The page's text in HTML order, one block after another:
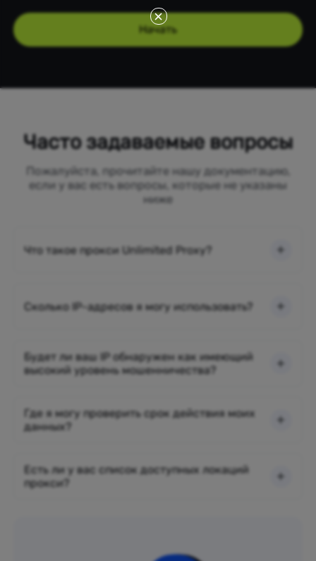
Начать
Часто задаваемые вопросы
Пожалуйста, прочитайте нашу документацию,
если у вас есть вопросы, которые не указаны
ниже
Что такое прокси Unlimited Proxy?
Сколько IP-адресов я могу использовать?
Будет ли ваш IP обнаружен как имеющий
высокий уровень мошенничества?
Где я могу проверить срок действия моих
данных?
Есть ли у вас список доступных локаций
прокси?